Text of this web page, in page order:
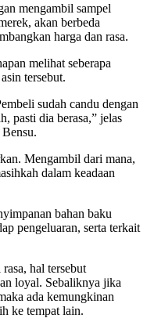
mengambil sampel
akan berbeda
harga dan rasa.
melihat seberapa
tersebut.
sudah candu dengan
pasti dia berasa,” jelas
Mengambil dari mana,
dalam keadaan
bahan baku
pengeluaran, serta terkait
hal tersebut
loyal. Sebaliknya jika
ada kemungkinan
ke tempat lain.